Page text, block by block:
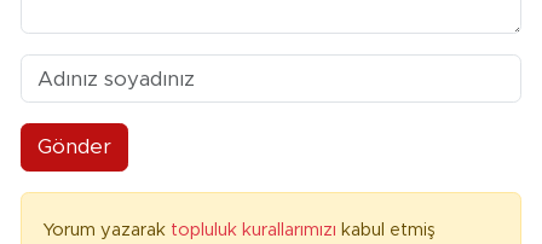
Gönder
Yorum yazarak topluluk kurallarımızı kabul etmiş